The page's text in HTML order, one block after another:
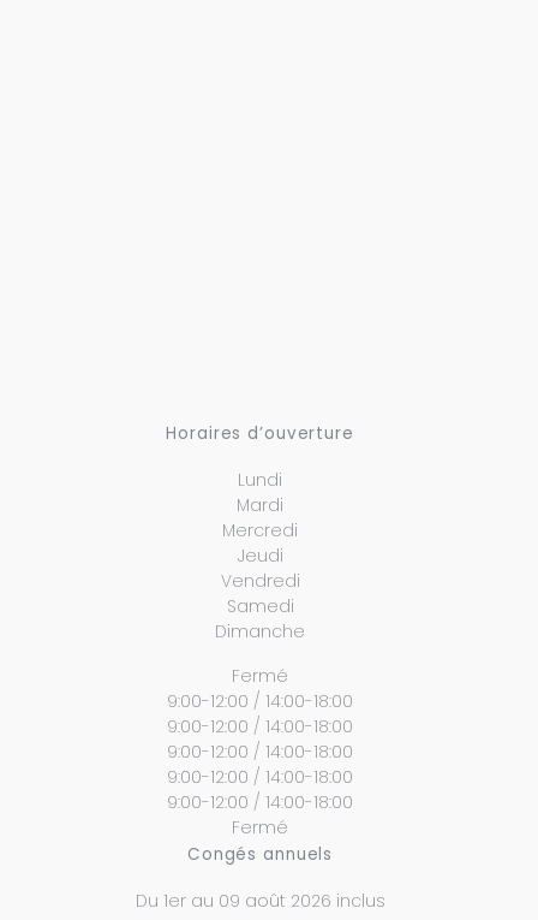
Horaires d’ouverture
Lundi
Mardi
Mercredi
Jeudi
Vendredi
Samedi
Dimanche
Fermé
9:00-12:00 / 14:00-18:00
9:00-12:00 / 14:00-18:00
9:00-12:00 / 14:00-18:00
9:00-12:00 / 14:00-18:00
9:00-12:00 / 14:00-18:00
Fermé
Congés annuels
Du 1er au 09 août 2026 inclus